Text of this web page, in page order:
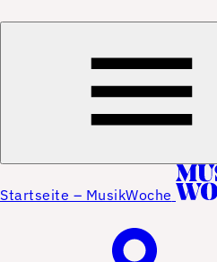
Startseite – MusikWoche